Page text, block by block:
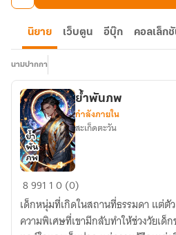
นิยาย เว็บตูน อีบุ๊ก คอลเล็ก
นามปากกา
ย้ำ
พัน
ภพ
ย้ำพันภพ
กำลังภายใน
สะเก็ดตะวัน
8991 10 (0)
เด็กหนุ่มที่เกิดในสถานที่ธรรมดา แต่ตั
ความพิเศษที่เขามีกลับทำให้ช่วงวัยเด็